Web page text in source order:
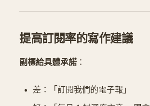
提高訂閱率的寫作建議
副標給具體承諾 ：
差：「訂閱我們的電子報」